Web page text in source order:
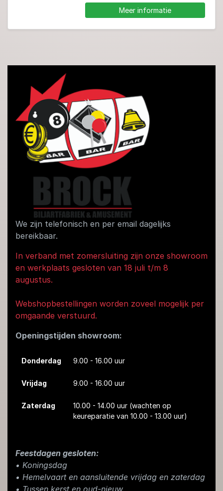
Meer informatie
We zijn telefonisch en per email dagelijks
bereikbaar.
In verband met zomersluiting zijn onze showroom
en werkplaats gesloten van 18 juli t/m 8
augustus.
Webshopbestellingen worden zoveel mogelijk per
omgaande verstuurd.
Openingstijden showroom:
Donderdag 9.00 - 16.00 uur
Vrijdag 9.00 - 16.00 uur
Zaterdag 10.00 - 14.00 uur (wachten op
keureparatie van 10.00 - 13.00 uur)
Feestdagen gesloten:
• Koningsdag
​• Hemelvaart en aansluitende vrijdag en zaterdag
• Tussen kerst en oud-nieuw.